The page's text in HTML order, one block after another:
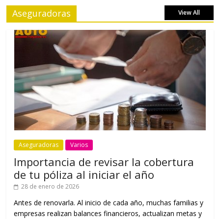
Aseguradoras View All
Aseguradoras Varios
Importancia de revisar la cobertura
de tu póliza al iniciar el año
28 de enero de 2026
Antes de renovarla. Al inicio de cada año, muchas familias y
empresas realizan balances financieros, actualizan metas y